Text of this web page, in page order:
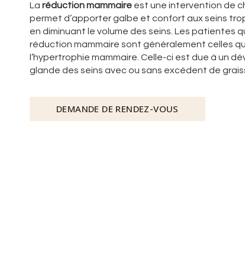
La réduction mammaire est une intervention de
permet d’apporter galbe et confort aux seins
en diminuant le volume des seins. Les patientes
réduction mammaire sont généralement celles
l’hypertrophie mammaire. Celle-ci est due à un
glande des seins avec ou sans excédent de
DEMANDE DE RENDEZ-VOUS